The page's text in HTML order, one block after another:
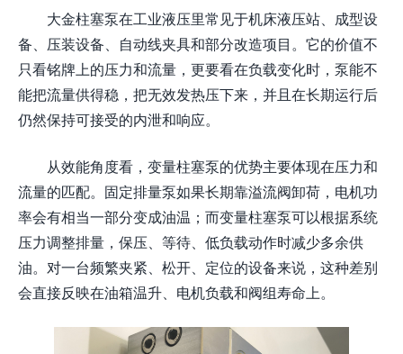
大金柱塞泵在工业液压里常见于机床液压站、成型设
备、压装设备、自动线夹具和部分改造项目。它的价值不
只看铭牌上的压力和流量，更要看在负载变化时，泵能不
能把流量供得稳，把无效发热压下来，并且在长期运行后
仍然保持可接受的内泄和响应。
从效能角度看，变量柱塞泵的优势主要体现在压力和
流量的匹配。固定排量泵如果长期靠溢流阀卸荷，电机功
率会有相当一部分变成油温；而变量柱塞泵可以根据系统
压力调整排量，保压、等待、低负载动作时减少多余供
油。对一台频繁夹紧、松开、定位的设备来说，这种差别
会直接反映在油箱温升、电机负载和阀组寿命上。